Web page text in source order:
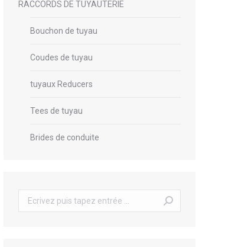
RACCORDS DE TUYAUTERIE
Bouchon de tuyau
Coudes de tuyau
tuyaux Reducers
Tees de tuyau
Brides de conduite
Recherche
: